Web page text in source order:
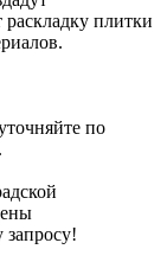
плитки
по